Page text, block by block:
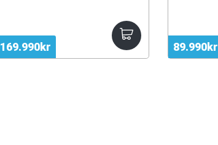
169.990kr 89.990kr